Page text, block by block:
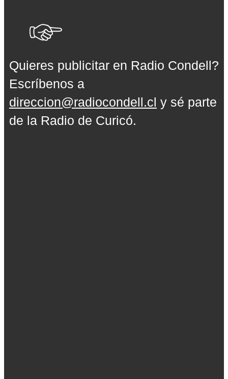
Quieres publicitar en Radio Condell?
Escríbenos a
direccion@radiocondell.cl y sé parte
de la Radio de Curicó.